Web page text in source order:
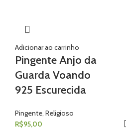
Adicionar ao carrinho
Pingente Anjo da
Guarda Voando
925 Escurecida
Pingente Religioso
R$95,00